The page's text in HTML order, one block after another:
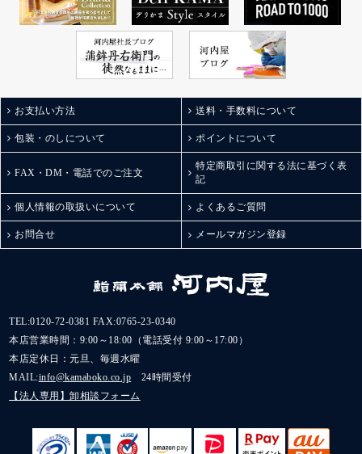
お支払い方法 送料・手数料について
包装・のしについて ポイントについて
FAX・DM・電話でのご注文
特定商取引に関する法に基づく表
記
個人情報の取扱いについて よくあるご質問
お問合せ メールマガジン登録
TEL:0120-72-0381 FAX:0765-23-0340
本店営業時間：9:00～18:00（電話受付 9:00～17:00）
本店定休日：元旦、毎週水曜
MAIL:info@kamaboko.co.jp 24時間受付
【法人専用】卸相談フォーム